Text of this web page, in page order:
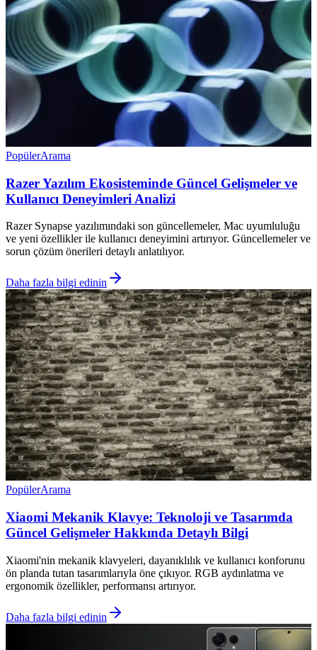
PopülerArama
Razer Yazılım Ekosisteminde Güncel Gelişmeler ve
Kullanıcı Deneyimleri Analizi
Razer Synapse yazılımındaki son güncellemeler, Mac uyumluluğu
ve yeni özellikler ile kullanıcı deneyimini artırıyor. Güncellemeler ve
sorun çözüm önerileri detaylı anlatılıyor.
Daha fazla bilgi edinin
PopülerArama
Xiaomi Mekanik Klavye: Teknoloji ve Tasarımda
Güncel Gelişmeler Hakkında Detaylı Bilgi
Xiaomi'nin mekanik klavyeleri, dayanıklılık ve kullanıcı konforunu
ön planda tutan tasarımlarıyla öne çıkıyor. RGB aydınlatma ve
ergonomik özellikler, performansı artırıyor.
Daha fazla bilgi edinin